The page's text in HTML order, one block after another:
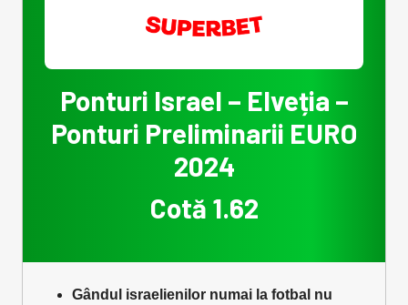
Ponturi Israel – Elveția –
Ponturi Preliminarii EURO
2024
Cotă 1.62
Gândul israelienilor numai la fotbal nu